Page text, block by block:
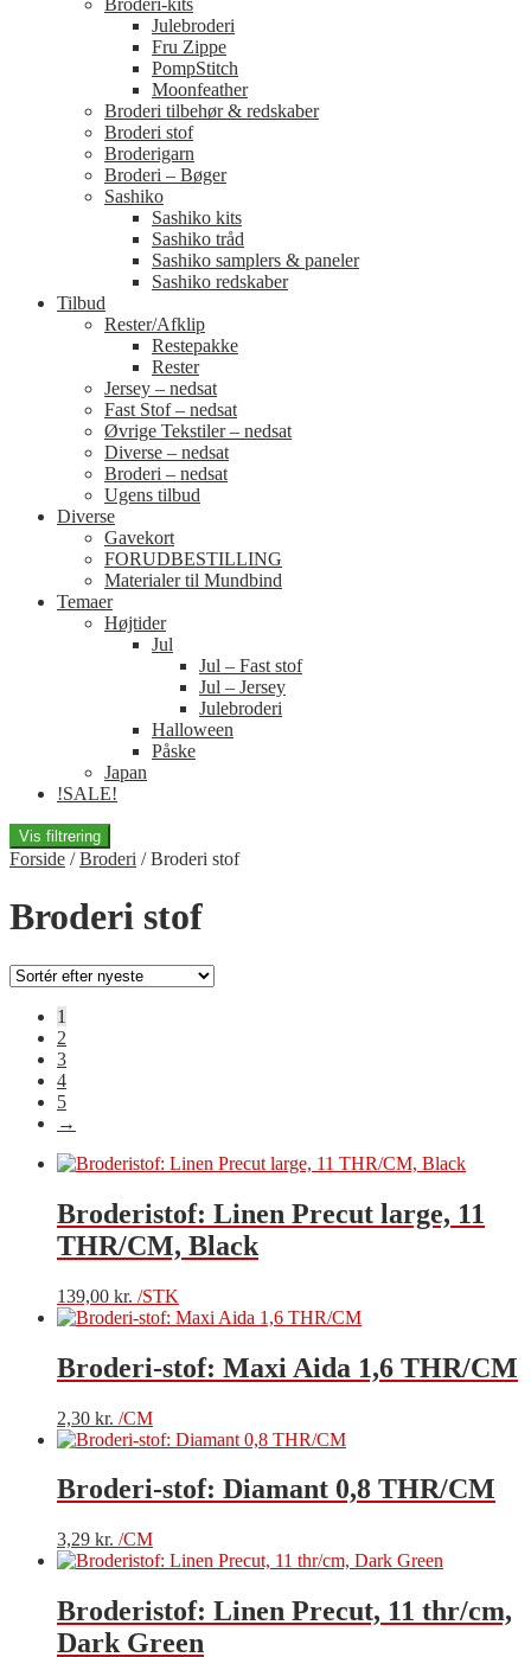
Broderi-kits
Julebroderi
Fru Zippe
PompStitch
Moonfeather
Broderi tilbehør & redskaber
Broderi stof
Broderigarn
Broderi – Bøger
Sashiko
Sashiko kits
Sashiko tråd
Sashiko samplers & paneler
Sashiko redskaber
Tilbud
Rester/Afklip
Restepakke
Rester
Jersey – nedsat
Fast Stof – nedsat
Øvrige Tekstiler – nedsat
Diverse – nedsat
Broderi – nedsat
Ugens tilbud
Diverse
Gavekort
FORUDBESTILLING
Materialer til Mundbind
Temaer
Højtider
Jul
Jul – Fast stof
Jul – Jersey
Julebroderi
Halloween
Påske
Japan
!SALE!
Vis filtrering
Forside /Broderi /Broderi stof
Broderi stof
1
2
3
4
5
→
Broderistof: Linen Precut large, 11
THR/CM, Black
139,00 kr. /STK
Broderi-stof: Maxi Aida 1,6 THR/CM
2,30 kr. /CM
Broderi-stof: Diamant 0,8 THR/CM
3,29 kr. /CM
Broderistof: Linen Precut, 11 thr/cm,
Dark Green